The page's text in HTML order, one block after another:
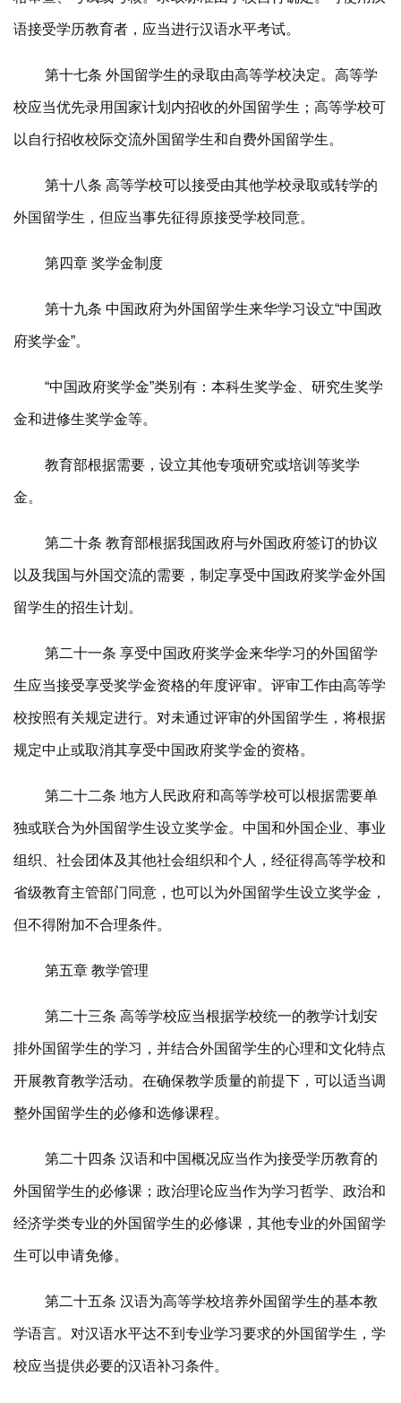
语接受学历教育者，应当进行汉语水平考试。
第十七条 外国留学生的录取由高等学校决定。高等学
校应当优先录用国家计划内招收的外国留学生；高等学校可
以自行招收校际交流外国留学生和自费外国留学生。
第十八条 高等学校可以接受由其他学校录取或转学的
外国留学生，但应当事先征得原接受学校同意。
第四章 奖学金制度
第十九条 中国政府为外国留学生来华学习设立“中国政
府奖学金”。
“中国政府奖学金”类别有：本科生奖学金、研究生奖学
金和进修生奖学金等。
教育部根据需要，设立其他专项研究或培训等奖学
金。
第二十条 教育部根据我国政府与外国政府签订的协议
以及我国与外国交流的需要，制定享受中国政府奖学金外国
留学生的招生计划。
第二十一条 享受中国政府奖学金来华学习的外国留学
生应当接受享受奖学金资格的年度评审。评审工作由高等学
校按照有关规定进行。对未通过评审的外国留学生，将根据
规定中止或取消其享受中国政府奖学金的资格。
第二十二条 地方人民政府和高等学校可以根据需要单
独或联合为外国留学生设立奖学金。中国和外国企业、事业
组织、社会团体及其他社会组织和个人，经征得高等学校和
省级教育主管部门同意，也可以为外国留学生设立奖学金，
但不得附加不合理条件。
第五章 教学管理
第二十三条 高等学校应当根据学校统一的教学计划安
排外国留学生的学习，并结合外国留学生的心理和文化特点
开展教育教学活动。在确保教学质量的前提下，可以适当调
整外国留学生的必修和选修课程。
第二十四条 汉语和中国概况应当作为接受学历教育的
外国留学生的必修课；政治理论应当作为学习哲学、政治和
经济学类专业的外国留学生的必修课，其他专业的外国留学
生可以申请免修。
第二十五条 汉语为高等学校培养外国留学生的基本教
学语言。对汉语水平达不到专业学习要求的外国留学生，学
校应当提供必要的汉语补习条件。